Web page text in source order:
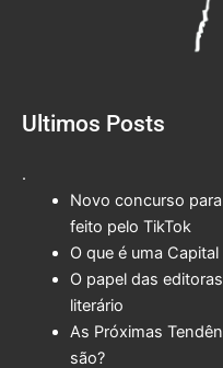
Ultimos Posts
.
Novo concurso
feito pelo TikTok
O que é uma
O papel das
literário
As Próximas
são?